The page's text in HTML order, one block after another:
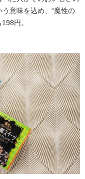
意味を込め、“魔性の
円。